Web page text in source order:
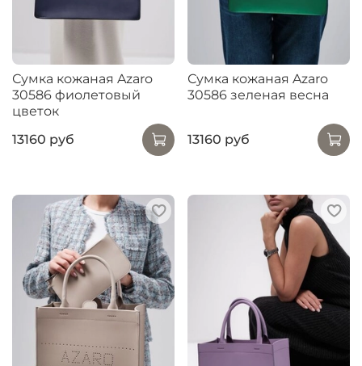
Сумка кожаная Azaro
30586 фиолетовый
цветок
13160 руб
Сумка кожаная Azaro
30586 зеленая весна
13160 руб